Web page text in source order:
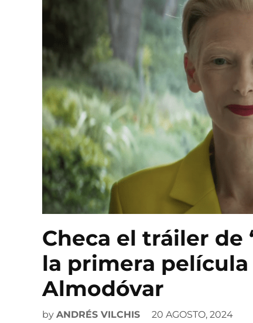
Checa el tráiler de
la primera
Almodóvar
by ANDRÉS VILCHIS 20 AGOSTO, 2024